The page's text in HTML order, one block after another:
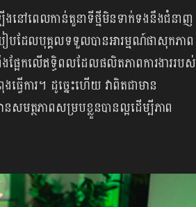
ងនៅពេលកាន់តួនាទីថ្មីមិនទាក់ទងនឹងជំនាញ
ៀបដែលបុគ្គលទទួលបានអារម្មណ៍ផាសុកភាព
ែកលើឥទ្ធិពលដែលផលិតភាពការងាររបស់
វើការ។ ដូច្នេះហើយ វាពិតជាមាន
មត្ថភាពសម្របខ្លួនបានល្អដើម្បីភាព